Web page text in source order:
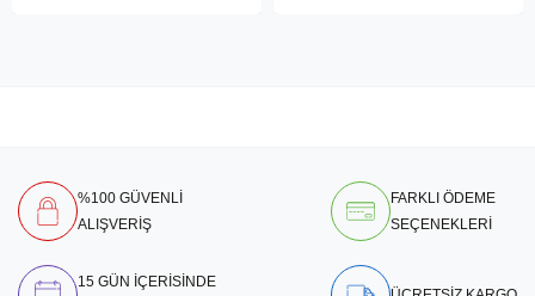
%100 GÜVENLİ
ALIŞVERİŞ
FARKLI ÖDEME
SEÇENEKLERİ
15 GÜN İÇERİSİNDE